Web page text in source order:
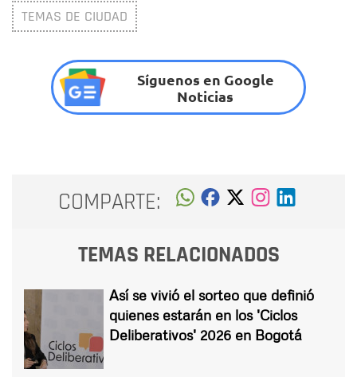
TEMAS DE CIUDAD
Síguenos en Google
Noticias
COMPARTE:
TEMAS RELACIONADOS
Así se vivió el sorteo que definió
quienes estarán en los 'Ciclos
Deliberativos' 2026 en Bogotá